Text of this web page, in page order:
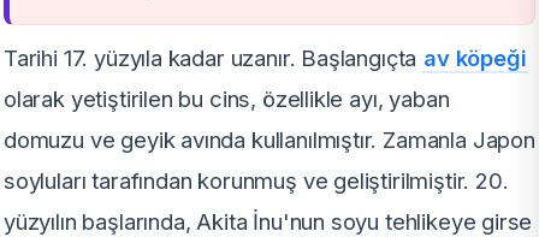
Tarihi 17. yüzyıla kadar uzanır. Başlangıçta av köpeği
olarak yetiştirilen bu cins, özellikle ayı, yaban
domuzu ve geyik avında kullanılmıştır. Zamanla Japon
soyluları tarafından korunmuş ve geliştirilmiştir. 20.
yüzyılın başlarında, Akita İnu'nun soyu tehlikeye girse